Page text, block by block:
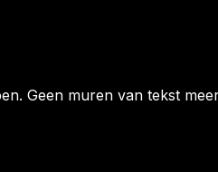
Geen muren van tekst